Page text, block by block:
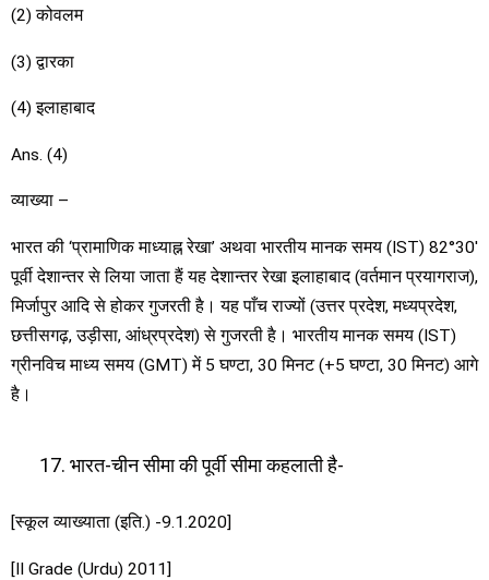
(2) कोवलम
(3) द्वारका
(4) इलाहाबाद
Ans. (4)
व्याख्या –
भारत की ‘प्रामाणिक माध्याह्न रेखा’ अथवा भारतीय मानक समय (IST) 82°30′
पूर्वी देशान्तर से लिया जाता हैं यह देशान्तर रेखा इलाहाबाद (वर्तमान प्रयागराज),
मिर्जापुर आदि से होकर गुजरती है। यह पाँच राज्यों (उत्तर प्रदेश, मध्यप्रदेश,
छत्तीसगढ़, उड़ीसा, आंध्रप्रदेश) से गुजरती है। भारतीय मानक समय (IST)
ग्रीनविच माध्य समय (GMT) में 5 घण्टा, 30 मिनट (+5 घण्टा, 30 मिनट) आगे
है।
भारत-चीन सीमा की पूर्वी सीमा कहलाती है-
[स्कूल व्याख्याता (इति.) -9.1.2020]
[II Grade (Urdu) 2011]